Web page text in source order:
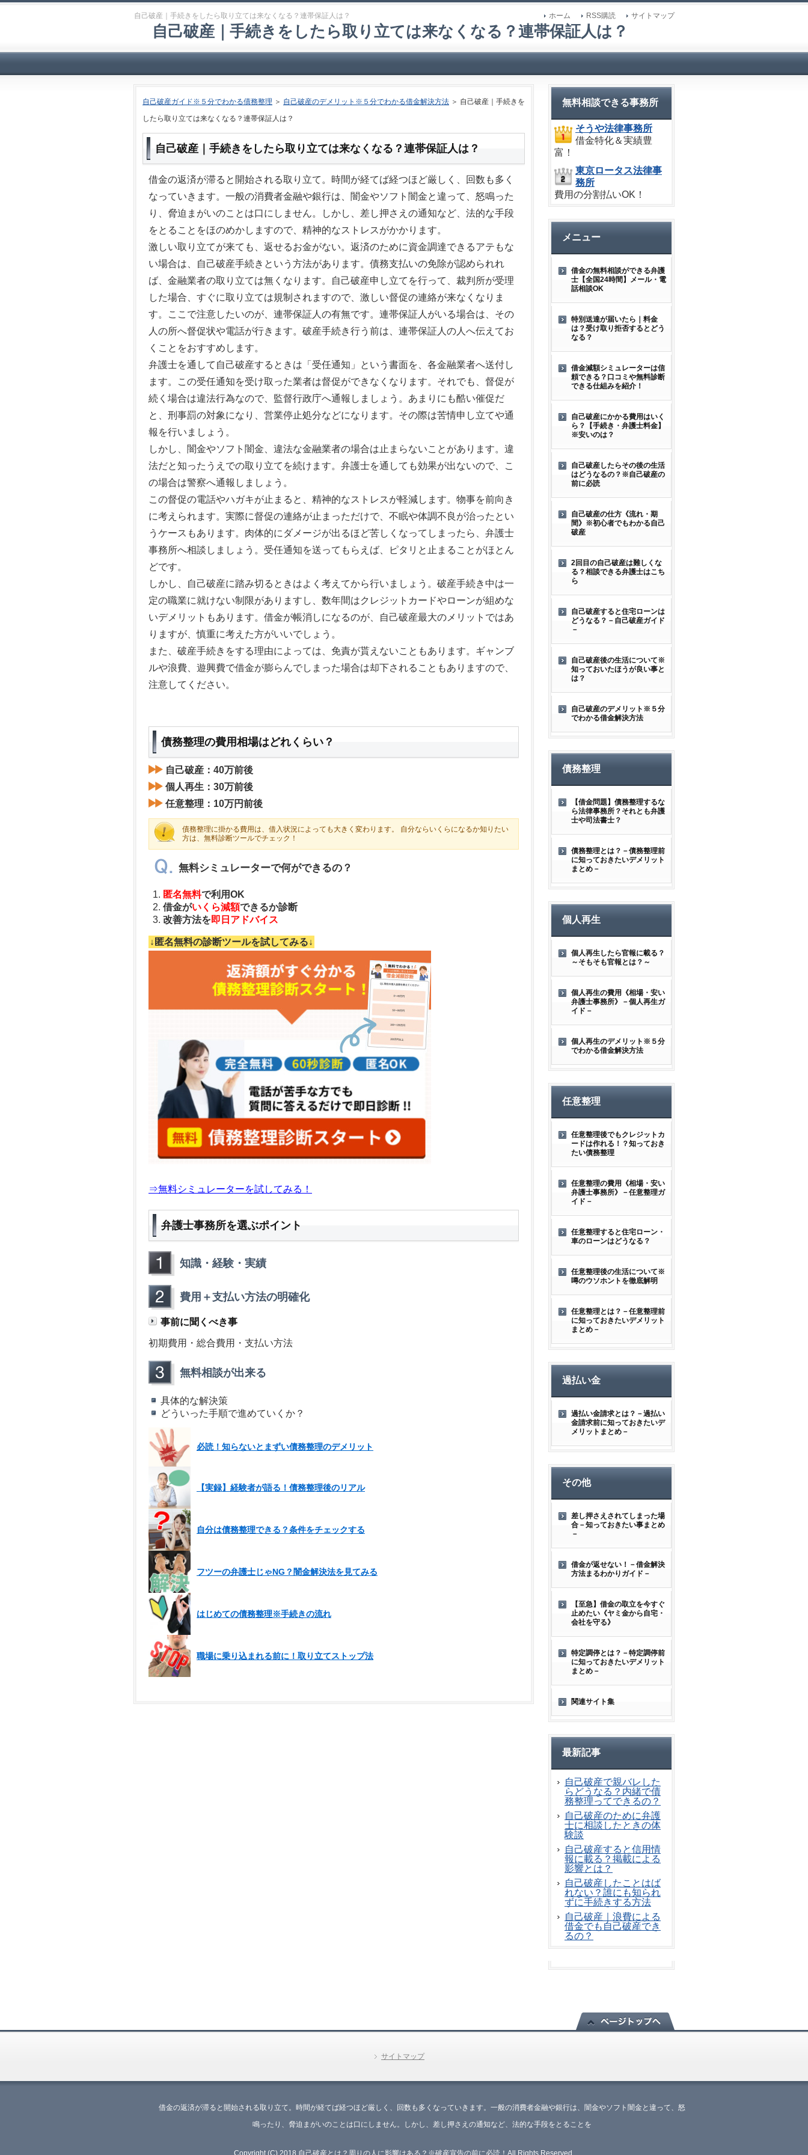
自己破産｜手続きをしたら取り立ては来なくなる？連帯保証人は？
自己破産｜手続きをしたら取り立ては来なくなる？連帯保証人は？
自己破産ガイド※５分でわかる債務整理 ＞ 自己破産のデメリット※５分でわかる借金解決方法 ＞ 自己破産｜手続きを
したら取り立ては来なくなる？連帯保証人は？
自己破産｜手続きをしたら取り立ては来なくなる？連帯保証人は？
借金の返済が滞ると開始される取り立て。時間が経てば経つほど厳しく、回数も多く
なっていきます。一般の消費者金融や銀行は、闇金やソフト闇金と違って、怒鳴った
り、脅迫まがいのことは口にしません。しかし、差し押さえの通知など、法的な手段
をとることをほのめかしますので、精神的なストレスがかかります。
激しい取り立てが来ても、返せるお金がない。返済のために資金調達できるアテもな
い場合は、自己破産手続きという方法があります。債務支払いの免除が認められれ
ば、金融業者の取り立ては無くなります。自己破産申し立てを行って、裁判所が受理
した場合、すぐに取り立ては規制されますので、激しい督促の連絡が来なくなりま
す。ここで注意したいのが、連帯保証人の有無です。連帯保証人がいる場合は、その
人の所へ督促状や電話が行きます。破産手続き行う前は、連帯保証人の人へ伝えてお
くことをおすすめします。
弁護士を通して自己破産するときは「受任通知」という書面を、各金融業者へ送付し
ます。この受任通知を受け取った業者は督促ができなくなります。それでも、督促が
続く場合は違法行為なので、監督行政庁へ通報しましょう。あまりにも酷い催促だ
と、刑事罰の対象になり、営業停止処分などになります。その際は苦情申し立てや通
報を行いましょう。
しかし、闇金やソフト闇金、違法な金融業者の場合は止まらないことがあります。違
法だと知ったうえでの取り立てを続けます。弁護士を通しても効果が出ないので、こ
の場合は警察へ通報しましょう。
この督促の電話やハガキが止まると、精神的なストレスが軽減します。物事を前向き
に考えられます。実際に督促の連絡が止まっただけで、不眠や体調不良が治ったとい
うケースもあります。肉体的にダメージが出るほど苦しくなってしまったら、弁護士
事務所へ相談しましょう。受任通知を送ってもらえば、ピタリと止まることがほとん
どです。
しかし、自己破産に踏み切るときはよく考えてから行いましょう。破産手続き中は一
定の職業に就けない制限がありますし、数年間はクレジットカードやローンが組めな
いデメリットもあります。借金が帳消しになるのが、自己破産最大のメリットではあ
りますが、慎重に考えた方がいいでしょう。
また、破産手続きをする理由によっては、免責が貰えないこともあります。ギャンブ
ルや浪費、遊興費で借金が膨らんでしまった場合は却下されることもありますので、
注意してください。
債務整理の費用相場はどれくらい？
自己破産：40万前後
個人再生：30万前後
任意整理：10万円前後
債務整理に掛かる費用は、借入状況によっても大きく変わります。 自分ならいくらになるか知りたい
方は、無料診断ツールでチェック！
無料シミュレーターで何ができるの？
匿名無料で利用OK
借金がいくら減額できるか診断
改善方法を即日アドバイス
↓匿名無料の診断ツールを試してみる↓
⇒無料シミュレーターを試してみる！
弁護士事務所を選ぶポイント
知識・経験・実績
費用＋支払い方法の明確化
事前に聞くべき事
初期費用・総合費用・支払い方法
無料相談が出来る
具体的な解決策
どういった手順で進めていくか？
必読！知らないとまずい債務整理のデメリット
【実録】経験者が語る！債務整理後のリアル
自分は債務整理できる？条件をチェックする
フツーの弁護士じゃNG？闇金解決法を見てみる
はじめての債務整理※手続きの流れ
職場に乗り込まれる前に！取り立てストップ法
無料相談できる事務所
そうや法律事務所
借金特化＆実績豊
富！
東京ロータス法律事
務所
費用の分割払いOK！
メニュー
借金の無料相談ができる弁護
士【全国24時間】メール・電
話相談OK
特別送達が届いたら｜料金
は？受け取り拒否するとどう
なる？
借金減額シミュレーターは信
頼できる？口コミや無料診断
できる仕組みを紹介！
自己破産にかかる費用はいく
ら？【手続き・弁護士料金】
※安いのは？
自己破産したらその後の生活
はどうなるの？※自己破産の
前に必読
自己破産の仕方《流れ・期
間》※初心者でもわかる自己
破産
2回目の自己破産は難しくな
る？相談できる弁護士はこち
ら
自己破産すると住宅ローンは
どうなる？－自己破産ガイド
－
自己破産後の生活について※
知っておいたほうが良い事と
は？
自己破産のデメリット※５分
でわかる借金解決方法
債務整理
【借金問題】債務整理するな
ら法律事務所？それとも弁護
士や司法書士？
債務整理とは？－債務整理前
に知っておきたいデメリット
まとめ－
個人再生
個人再生したら官報に載る？
～そもそも官報とは？～
個人再生の費用《相場・安い
弁護士事務所》－個人再生ガ
イド－
個人再生のデメリット※５分
でわかる借金解決方法
任意整理
任意整理後でもクレジットカ
ードは作れる！？知っておき
たい債務整理
任意整理の費用《相場・安い
弁護士事務所》－任意整理ガ
イド－
任意整理すると住宅ローン・
車のローンはどうなる？
任意整理後の生活について※
噂のウソホントを徹底解明
任意整理とは？－任意整理前
に知っておきたいデメリット
まとめ－
過払い金
過払い金請求とは？－過払い
金請求前に知っておきたいデ
メリットまとめ－
その他
差し押さえされてしまった場
合－知っておきたい事まとめ
－
借金が返せない！－借金解決
方法まるわかりガイド－
【至急】借金の取立を今すぐ
止めたい《ヤミ金から自宅・
会社を守る》
特定調停とは？－特定調停前
に知っておきたいデメリット
まとめ－
関連サイト集
最新記事
自己破産で親バレした
らどうなる？内緒で債
務整理ってできるの？
自己破産のために弁護
士に相談したときの体
験談
自己破産すると信用情
報に載る？掲載による
影響とは？
自己破産したことはば
れない？誰にも知られ
ずに手続きする方法
自己破産｜浪費による
借金でも自己破産でき
るの？
ホーム RSS購読 サイトマップ
サイトマップ
借金の返済が滞ると開始される取り立て。時間が経てば経つほど厳しく、回数も多くなっていきます。一般の消費者金融や銀行は、闇金やソフト闇金と違って、怒
鳴ったり、脅迫まがいのことは口にしません。しかし、差し押さえの通知など、法的な手段をとることを
Copyright (C) 2018 自己破産とは？周りの人に影響はある？※破産宣告の前に必読！All Rights Reserved.